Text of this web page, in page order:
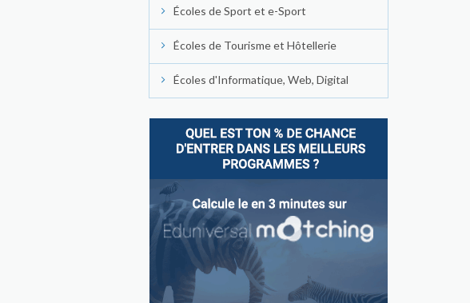
Écoles de Sport et e-Sport
Écoles de Tourisme et Hôtellerie
Écoles d'Informatique, Web, Digital